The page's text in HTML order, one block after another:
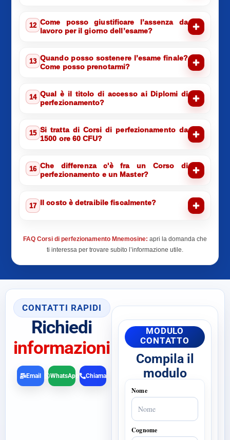
12 Come posso giustificare l’assenza da
lavoro per il giorno dell’esame?
13 Quando posso sostenere l’esame finale?
Come posso prenotarmi?
14 Qual è il titolo di accesso ai Diplomi di
perfezionamento?
15 Si tratta di Corsi di perfezionamento da
1500 ore 60 CFU?
16 Che differenza c'è fra un Corso di
perfezionamento e un Master?
17 Il costo è detraibile fiscalmente?
FAQ Corsi di perfezionamento Mnemosine: apri la domanda che
ti interessa per trovare subito l’informazione utile.
CONTATTI RAPIDI
Richiedi
informazioni
Chiama
Email WhatsApp
MODULO
CONTATTO
Compila il
modulo
Nome
Cognome